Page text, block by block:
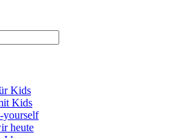
Kids
Kids
yourself
heute